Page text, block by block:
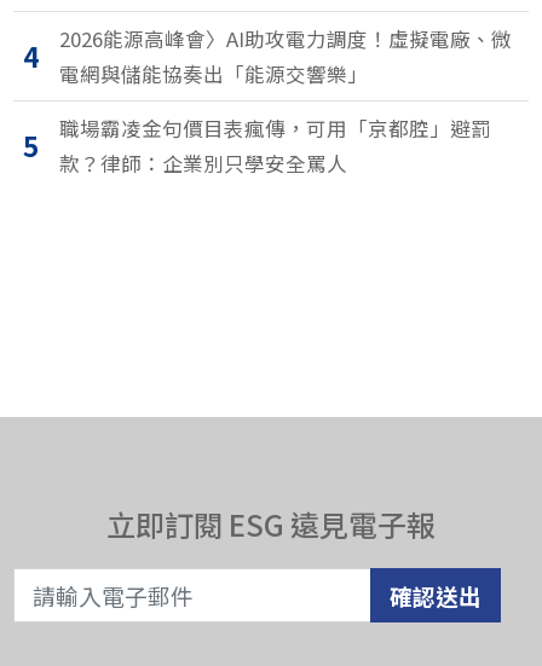
4
2026能源高峰會〉AI助攻電力調度！虛擬電廠、微
電網與儲能協奏出「能源交響樂」
5
職場霸凌金句價目表瘋傳，可用「京都腔」避罰
款？律師：企業別只學安全罵人
立即訂閱 ESG 遠見電子報
確認送出